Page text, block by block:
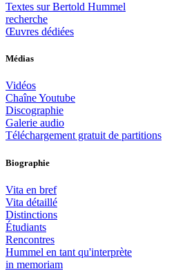
Textes sur Bertold Hummel
recherche
Œuvres dédiées
Médias
Vidéos
Chaîne Youtube
Discographie
Galerie audio
Téléchargement gratuit de partitions
Biographie
Vita en bref
Vita détaillé
Distinctions
Étudiants
Rencontres
Hummel en tant qu'interprète
in memoriam